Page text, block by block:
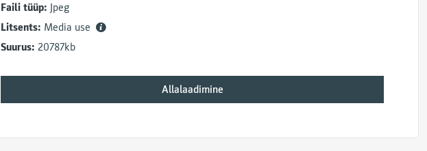
Faili tüüp: Jpeg
Litsents: Media use
Suurus: 20787kb
Allalaadimine